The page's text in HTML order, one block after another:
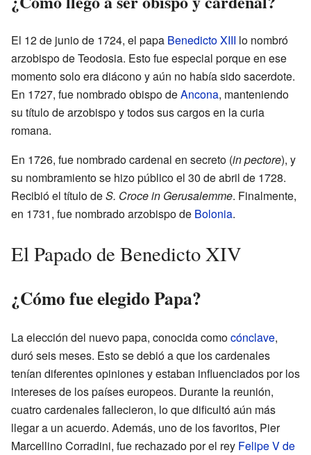
El 12 de junio de 1724, el papa Benedicto XIII lo nombró
arzobispo de Teodosia. Esto fue especial porque en ese
momento solo era diácono y aún no había sido sacerdote.
En 1727, fue nombrado obispo deAncona, manteniendo
su título de arzobispo y todos sus cargos en la curia
romana.
En 1726, fue nombrado cardenal en secreto (in pectore), y
su nombramiento se hizo público el 30 de abril de 1728.
Recibió el título deS. Croce in Gerusalemme. Finalmente,
en 1731, fue nombrado arzobispo de Bolonia.
El Papado de Benedicto XIV
¿Cómo fue elegido Papa?
La elección del nuevo papa, conocida comocónclave,
duró seis meses. Esto se debió a que los cardenales
tenían diferentes opiniones y estaban influenciados por los
intereses de los países europeos. Durante la reunión,
cuatro cardenales fallecieron, lo que dificultó aún más
llegar a un acuerdo. Además, uno de los favoritos, Pier
Marcellino Corradini, fue rechazado por el rey Felipe V de